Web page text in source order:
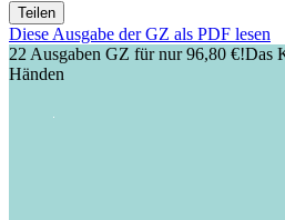
Teilen
Diese Ausgabe der GZ als PDF lesen
22 Ausgaben GZ für nur 96,80 €!Das
Händen